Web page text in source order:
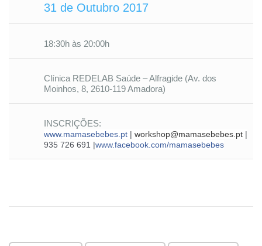
31 de Outubro 2017
18:30h às 20:00h
Clínica REDELAB Saúde – Alfragide (Av. dos
Moinhos, 8, 2610-119 Amadora)
INSCRIÇÕES:
www.mamasebebes.pt | workshop@mamasebebes.pt |
935 726 691 |www.facebook.com/mamasebebes